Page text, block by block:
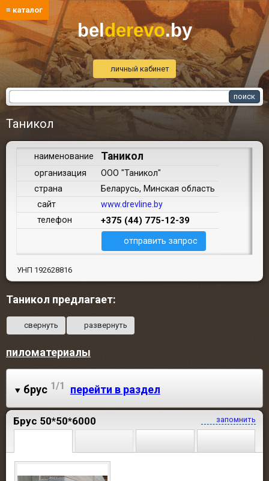
≡ каталог
belderevo.by
личный кабинет
Таникол
наименование Таникол
организация
ООО "Таникол"
страна
Беларусь, Минская область
сайт
www.drevline.by
телефон
+375 (44) 775-12-39
отправить запрос
УНП 192628816
Таникол предлагает:
свернуть развернуть
пиломатериалы
брус 1/1 перейти в раздел
запомнить
Брус 50*50*6000